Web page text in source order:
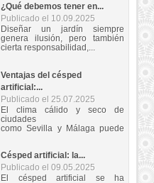
¿Qué debemos tener en...
Publicado el 10.09.2025
Diseñar un jardín siempre
genera ilusión, pero también
cierta responsabilidad,...
Ventajas del césped
artificial:...
Publicado el 25.07.2025
El clima cálido y seco de
ciudades
como Sevilla y Málaga puede
Césped artificial: la...
Publicado el 09.05.2025
El césped artificial se ha